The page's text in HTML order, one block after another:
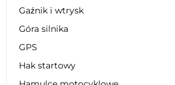
Gaźnik i wtrysk
Góra silnika
GPS
Hak startowy